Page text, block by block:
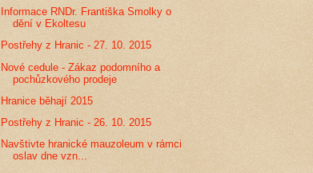
Informace RNDr. Františka Smolky o
dění v Ekoltesu
Postřehy z Hranic - 27. 10. 2015
Nové cedule - Zákaz podomního a
pochůzkového prodeje
Hranice běhají 2015
Postřehy z Hranic - 26. 10. 2015
Navštivte hranické mauzoleum v rámci
oslav dne vzn...